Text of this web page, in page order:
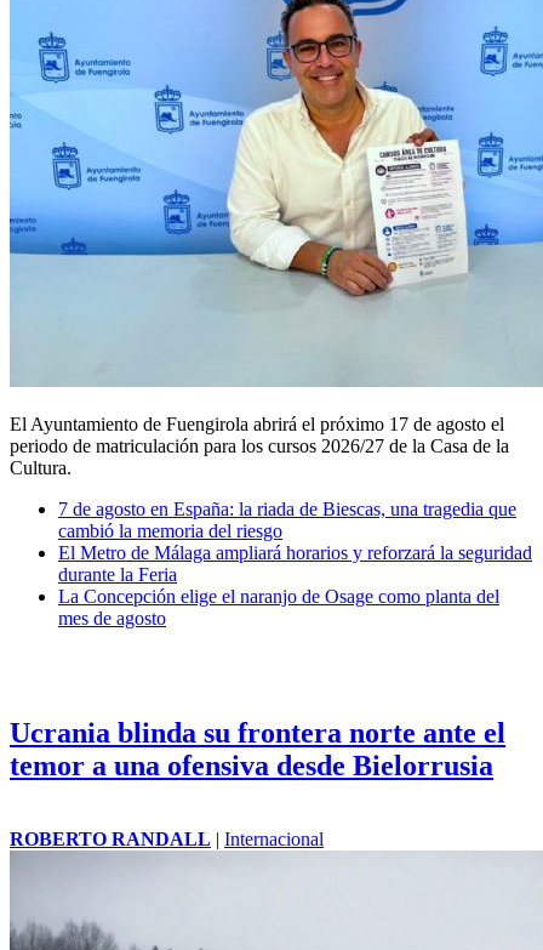
El Ayuntamiento de Fuengirola abrirá el próximo 17 de agosto el
periodo de matriculación para los cursos 2026/27 de la Casa de la
Cultura.
7 de agosto en España: la riada de Biescas, una tragedia que
cambió la memoria del riesgo
El Metro de Málaga ampliará horarios y reforzará la seguridad
durante la Feria
La Concepción elige el naranjo de Osage como planta del
mes de agosto
Ucrania blinda su frontera norte ante el
temor a una ofensiva desde Bielorrusia
ROBERTO RANDALL | Internacional